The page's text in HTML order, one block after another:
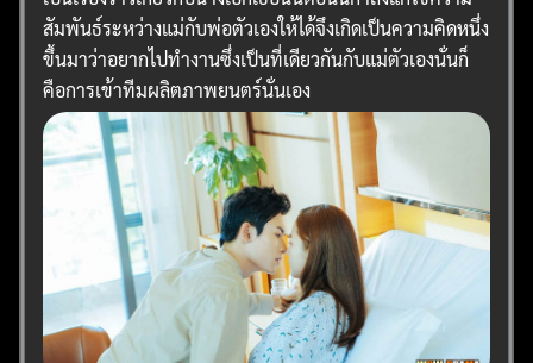
สัมพันธ์ระหว่างแม่กับพ่อตัวเองให้ได้จึงเกิดเป็นความคิดหนึ่ง
ขึ้นมาว่าอยากไปทำงานซึ่งเป็นที่เดียวกันกับแม่ตัวเองนั่นก็
คือการเข้าทีมผลิตภาพยนตร์นั่นเอง